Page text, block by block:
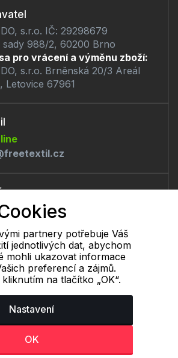
s.r.o. IČ: 29298679
sady 988/2, 60200 Brno
pro vrácení a výměnu zboží:
s.r.o. Brněnská 20/3 Areál
Letovice 67961
:
530 334 460
| Další informace|Ochrana osobních
partnery potřebuje Váš
jednotlivých dat, abychom
mohli ukazovat informace
preferencí a zájmů.
na tlačítko „OK“.
Nastavení
OK